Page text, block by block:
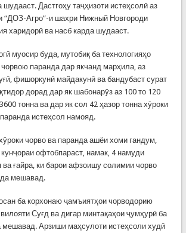
шудааст. Дастгоҳу таҷҳизоти истеҳсолӣ аз
“ДОЗ-Агро”-и шахри Нижный Новгороди
харидорӣ ва насб карда шудааст.
муосир буда, мутобиқ ба технологияҳо
чорвою паранда дар якчанд марҳила, аз
фишоркунӣ майдакунӣ ва бандубаст сурат
дорад дар як шабонарӯз аз 100 то 120
тонна ва дар як сол 42 ҳазор тонна хӯроки
истеҳсол намояд.
чорво ва паранда ашёи хоми гандум,
офтобпараст, намак, 4 намуди
ва ғайра, ки барои афзоишу солимии чорво
мешавад.
ба корхонаю ҷамъиятҳои чорводорию
Суғд ва дигар минтақаҳои ҷумҳурӣ ба
Арзиши маҳсулоти истеҳсоли худӣ